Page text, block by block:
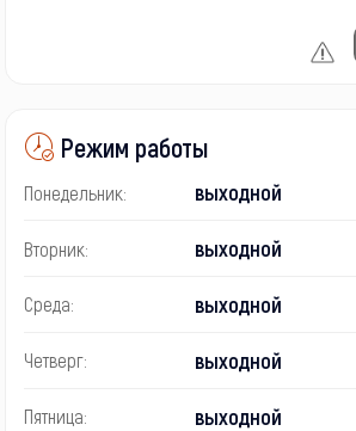
Режим работы
Понедельник: выходной
Вторник: выходной
Среда: выходной
Четверг: выходной
Пятница: выходной